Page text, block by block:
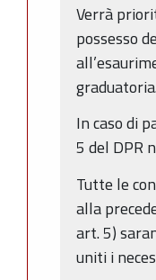
Verrà
possesso
In caso di
5 del DPR
Tutte le
alla
art. 5)
uniti i